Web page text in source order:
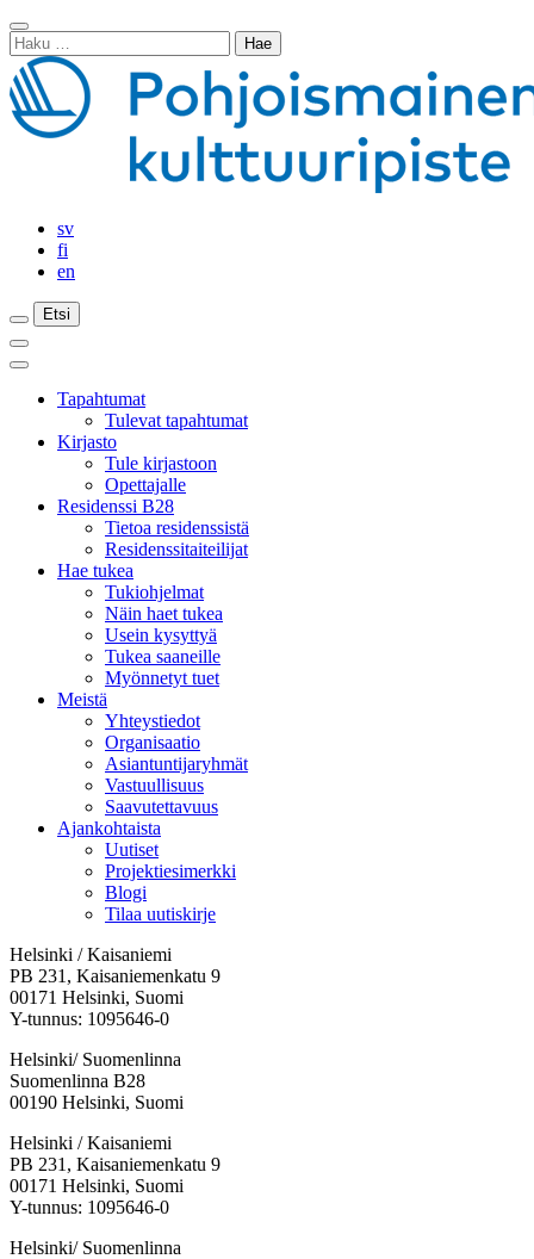
Siirry
sisältöön
Sulje
haku
Haku:
sv
fi
en
Etsi
Etsi
Etsi
Päävalikko
Sulje
päävalikkoTapahtumat
Tulevat tapahtumat
Kirjasto
Tule kirjastoon
Opettajalle
Residenssi B28
Tietoa residenssistä
Residenssitaiteilijat
Hae tukea
Tukiohjelmat
Näin haet tukea
Usein kysyttyä
Tukea saaneille
Myönnetyt tuet
Meistä
Yhteystiedot
Organisaatio
Asiantuntijaryhmät
Vastuullisuus
Saavutettavuus
Ajankohtaista
Uutiset
Projektiesimerkki
Blogi
Tilaa uutiskirje
Helsinki / Kaisaniemi
PB 231, Kaisaniemenkatu 9
00171 Helsinki, Suomi
Y-tunnus: 1095646-0
Helsinki/ Suomenlinna
Suomenlinna B28
00190 Helsinki, Suomi
Facebook:
Avataan
uuteen
välilehteen
Instagram:
Avataan
uuteen
välilehteen
TikTok:
Avataan
uuteen
välilehteen
Youtube:
Avataan
uuteen
välilehteen
Vimeo:
Avataan
uuteen
välilehteen
Helsinki / Kaisaniemi
PB 231, Kaisaniemenkatu 9
00171 Helsinki, Suomi
Y-tunnus: 1095646-0
Helsinki/ Suomenlinna